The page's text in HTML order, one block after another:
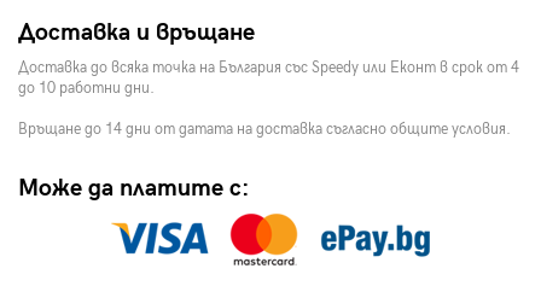
Доставка и връщане
Доставка до всяка точка на България със Speedy или Еконт в срок от 4
до 10 работни дни.
Връщане до 14 дни от датата на доставка съгласно общите условия.
Може да платите с: